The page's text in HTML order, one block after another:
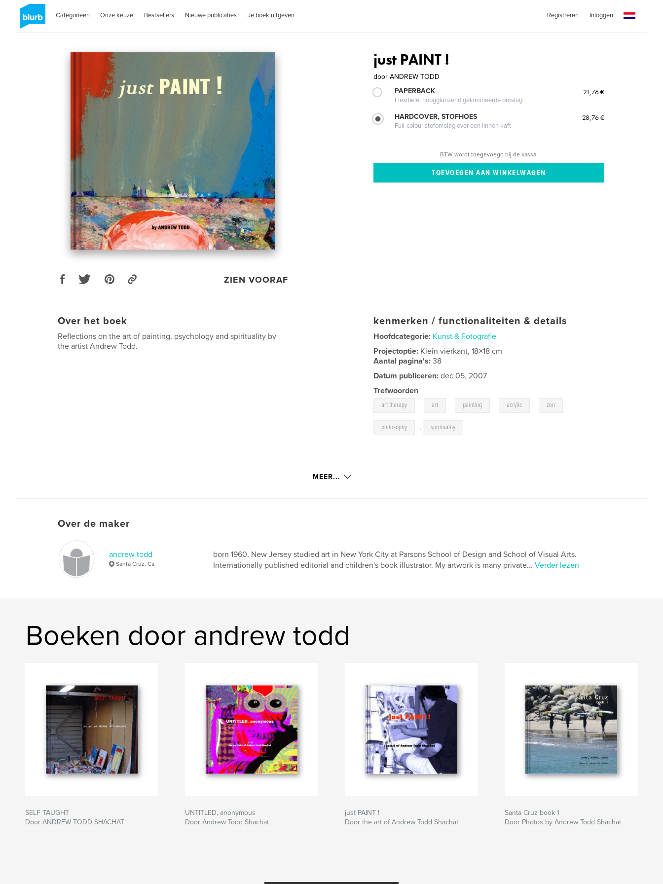
Categorieën Onze keuze Bestsellers Nieuwe publicaties Je boek uitgeven Registreren Inloggen
ZIEN VOORAF
just PAINT !
door ANDREW TODD
PAPERBACK
Flexibele, hoogglanzend gelamineerde omslag
21,76 €
HARDCOVER, STOFHOES
Full-colour stofomslag over een linnen kaft
28,76 €
BTW wordt toegevoegd bij de kassa.
Over het boek
Reflections on the art of painting, psychology and spirituality by
the artist Andrew Todd.
kenmerken / functionaliteiten & details
Hoofdcategorie: Kunst & Fotografie
Projectoptie: Klein vierkant, 18×18 cm
Aantal pagina's:38
Datum publiceren: dec 05, 2007
Trefwoorden
art therapy art painting acrylic zen
philosophy , spirituality
MEER...
Over de maker
andrew todd
Santa Cruz, Ca
born 1960, New Jersey studied art in New York City at Parsons School of Design and School of Visual Arts.
Internationally published editorial and children's book illustrator. My artwork is many private... Verder lezen
Boeken door andrew todd
SELF TAUGHT
Door ANDREW TODD SHACHAT
UNTITLED, anonymous
Door Andrew Todd Shachat
just PAINT !
Door the art of Andrew Todd Shachat
Santa Cruz book 1
Door Photos by Andrew Todd Shachat